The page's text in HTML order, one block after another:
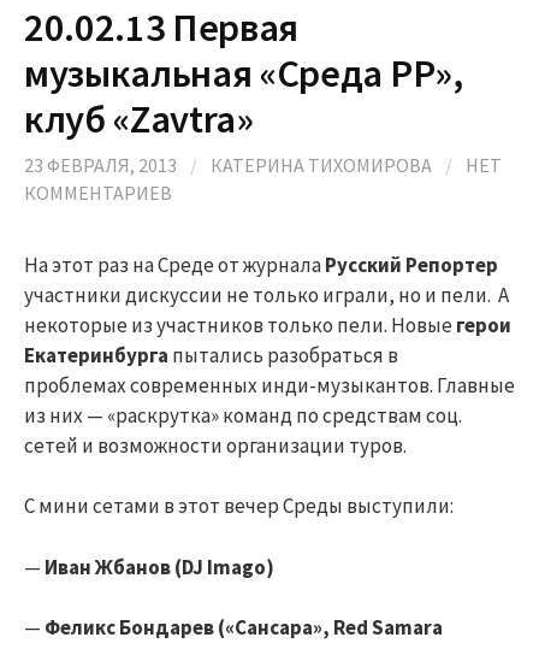
20.02.13 Первая
музыкальная «Среда РР»,
клуб «Zavtra»
23 ФЕВРАЛЯ, 2013 / КАТЕРИНА ТИХОМИРОВА /
НЕТ
КОММЕНТАРИЕВ
На этот раз на Среде от журналаРусский Репортер
участники дискуссии не только играли, но и пели. А
некоторые из участников только пели. Новыегерои
Екатеринбурга пытались разобраться в
проблемах современных инди-музыкантов. Главные
из них — «раскрутка» команд по средствам соц.
сетей и возможности организации туров.
С мини сетами в этот вечер Среды выступили:
— Иван Жбанов (DJ Imago)
— Феликс Бондарев («Сансара», Red Samara